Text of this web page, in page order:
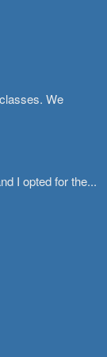
We
I opted for the...